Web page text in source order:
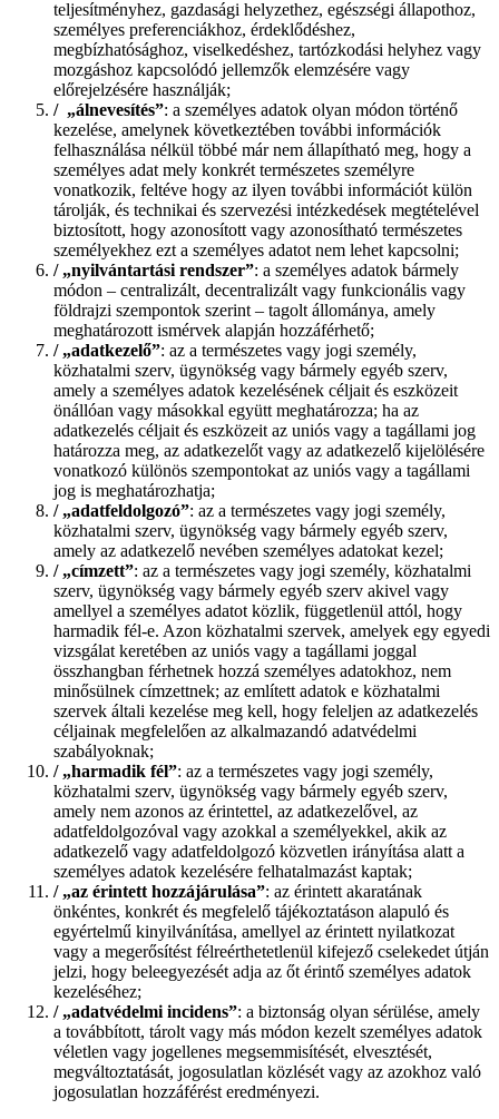
teljesítményhez, gazdasági helyzethez, egészségi állapothoz,
személyes preferenciákhoz, érdeklődéshez,
megbízhatósághoz, viselkedéshez, tartózkodási helyhez vagy
mozgáshoz kapcsolódó jellemzők elemzésére vagy
előrejelzésére használják;
/„álnevesítés”: a személyes adatok olyan módon történő
kezelése, amelynek következtében további információk
felhasználása nélkül többé már nem állapítható meg, hogy a
személyes adat mely konkrét természetes személyre
vonatkozik, feltéve hogy az ilyen további információt külön
tárolják, és technikai és szervezési intézkedések megtételével
biztosított, hogy azonosított vagy azonosítható természetes
személyekhez ezt a személyes adatot nem lehet kapcsolni;
/„nyilvántartási rendszer”: a személyes adatok bármely
módon – centralizált, decentralizált vagy funkcionális vagy
földrajzi szempontok szerint – tagolt állománya, amely
meghatározott ismérvek alapján hozzáférhető;
/„adatkezelő”: az a természetes vagy jogi személy,
közhatalmi szerv, ügynökség vagy bármely egyéb szerv,
amely a személyes adatok kezelésének céljait és eszközeit
önállóan vagy másokkal együtt meghatározza; ha az
adatkezelés céljait és eszközeit az uniós vagy a tagállami jog
határozza meg, az adatkezelőt vagy az adatkezelő kijelölésére
vonatkozó különös szempontokat az uniós vagy a tagállami
jog is meghatározhatja;
/„adatfeldolgozó”: az a természetes vagy jogi személy,
közhatalmi szerv, ügynökség vagy bármely egyéb szerv,
amely az adatkezelő nevében személyes adatokat kezel;
/„címzett”: az a természetes vagy jogi személy, közhatalmi
szerv, ügynökség vagy bármely egyéb szerv akivel vagy
amellyel a személyes adatot közlik, függetlenül attól, hogy
harmadik fél-e. Azon közhatalmi szervek, amelyek egy egyedi
vizsgálat keretében az uniós vagy a tagállami joggal
összhangban férhetnek hozzá személyes adatokhoz, nem
minősülnek címzettnek; az említett adatok e közhatalmi
szervek általi kezelése meg kell, hogy feleljen az adatkezelés
céljainak megfelelően az alkalmazandó adatvédelmi
szabályoknak;
/„harmadik fél”: az a természetes vagy jogi személy,
közhatalmi szerv, ügynökség vagy bármely egyéb szerv,
amely nem azonos az érintettel, az adatkezelővel, az
adatfeldolgozóval vagy azokkal a személyekkel, akik az
adatkezelő vagy adatfeldolgozó közvetlen irányítása alatt a
személyes adatok kezelésére felhatalmazást kaptak;
/„az érintett hozzájárulása”: az érintett akaratának
önkéntes, konkrét és megfelelő tájékoztatáson alapuló és
egyértelmű kinyilvánítása, amellyel az érintett nyilatkozat
vagy a megerősítést félreérthetetlenül kifejező cselekedet útján
jelzi, hogy beleegyezését adja az őt érintő személyes adatok
kezeléséhez;
/„adatvédelmi incidens”: a biztonság olyan sérülése, amely
a továbbított, tárolt vagy más módon kezelt személyes adatok
véletlen vagy jogellenes megsemmisítését, elvesztését,
megváltoztatását, jogosulatlan közlését vagy az azokhoz való
jogosulatlan hozzáférést eredményezi.